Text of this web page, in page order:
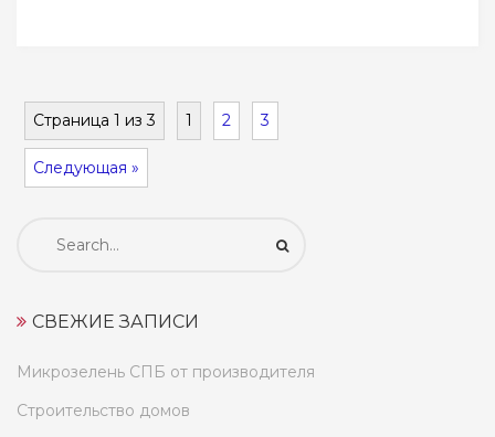
Страница 1 из 3 1 2 3
Следующая »
Искать:
СВЕЖИЕ ЗАПИСИ
Микрозелень СПБ от производителя
Строительство домов